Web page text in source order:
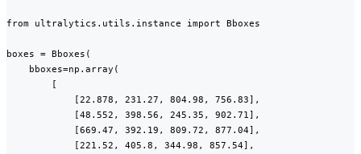
from ultralytics.utils.instance import Bboxes
boxes = Bboxes(
    bboxes=np.array(
        [
            [22.878, 231.27, 804.98, 756.83],
            [48.552, 398.56, 245.35, 902.71],
            [669.47, 392.19, 809.72, 877.04],
            [221.52, 405.8, 344.98, 857.54],